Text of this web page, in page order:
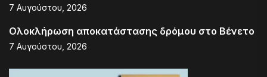
7 Αυγούστου, 2026
Ολοκλήρωση αποκατάστασης δρόμου στο Βένετο
7 Αυγούστου, 2026